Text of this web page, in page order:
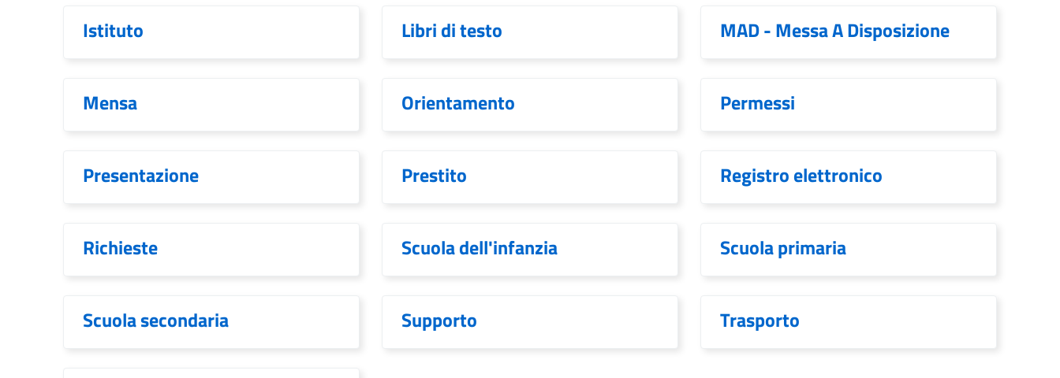
Istituto Libri di testo MAD - Messa A Disposizione
Mensa Orientamento Permessi
Presentazione Prestito Registro elettronico
Richieste Scuola dell'infanzia Scuola primaria
Scuola secondaria Supporto Trasporto